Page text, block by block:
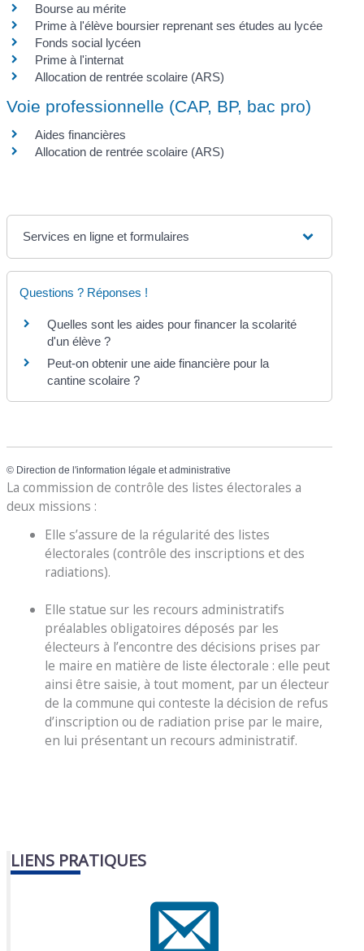
Bourse au mérite
Prime à l'élève boursier reprenant ses études au lycée
Fonds social lycéen
Prime à l'internat
Allocation de rentrée scolaire (ARS)
Voie professionnelle (CAP, BP, bac pro)
Aides financières
Allocation de rentrée scolaire (ARS)
Services en ligne et formulaires
Questions ? Réponses !
Quelles sont les aides pour financer la scolarité
d'un élève ?
Peut-on obtenir une aide financière pour la
cantine scolaire ?
© Direction de l'information légale et administrative
La commission de contrôle des listes électorales a
deux missions :
Elle s’assure de la régularité des listes
électorales (contrôle des inscriptions et des
radiations).
Elle statue sur les recours administratifs
préalables obligatoires déposés par les
électeurs à l’encontre des décisions prises par
le maire en matière de liste électorale : elle peut
ainsi être saisie, à tout moment, par un électeur
de la commune qui conteste la décision de refus
d’inscription ou de radiation prise par le maire,
en lui présentant un recours administratif.
LIENS PRATIQUES